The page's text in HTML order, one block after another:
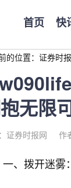
首页 快
的位置： 证券时报
无限
证券时报网 作
一、拨开迷雾